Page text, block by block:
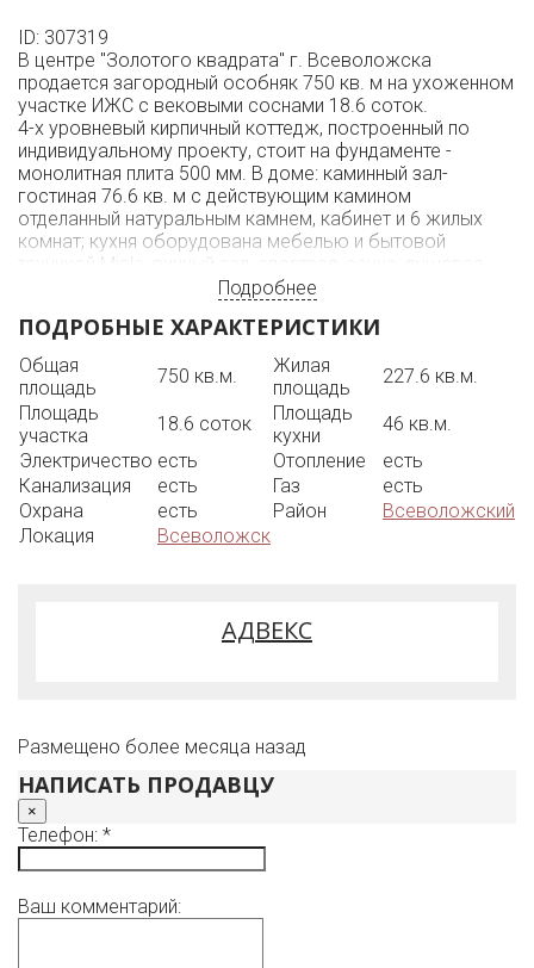
ID: 307319
В центре "Золотого квадрата" г. Всеволожска
продается загородный особняк 750 кв. м на ухоженном
участке ИЖС с вековыми соснами 18.6 соток.
4-х уровневый кирпичный коттедж, построенный по
индивидуальному проекту, стоит на фундаменте -
монолитная плита 500 мм. В доме: каминный зал-
гостиная 76.6 кв. м с действующим камином
отделанный натуральным камнем, кабинет и 6 жилых
комнат; кухня оборудована мебелью и бытовой
техникой Miele, винный зал, спортзал, сауна, душевая,
творческая мастерская с гончарным кругом; на 3-ем
печью, СПА бассейном, биллиардная, прачечная. В доме
теплые полы, 7 туалетных комнат, 3 гардеробные
комнаты.
Участок огорожен кирпичным забором с 2-мя
въездами с разных улиц. На участке 2 отапливаемых
гаража для 5 машиномест с подъемными воротами. На
участке выполнен ландшафтный дизайн, проведено
уличное освещение, выполнено мощение площадок и
дорожек, есть зона барбекю, фонтан с прудом,
высажены хвойные, лиственные и декоративные
дома и гаражей под землей; центральный водопровод
проложен от квартальной сети диаметром 50 мм;
Подробнее
ПОДРОБНЫЕ ХАРАКТЕРИСТИКИ
Общая
площадь
750 кв.м.
Жилая
площадь
227.6 кв.м.
Площадь
участка
18.6 соток
Площадь
кухни
46 кв.м.
Электричество есть Отопление
есть
Канализация
есть Газ
есть
Охрана
есть Район
Всеволожский
Локация
Всеволожск
АДВЕКС
Размещено более месяца назад
НАПИСАТЬ ПРОДАВЦУ
×
Телефон: *
Ваш комментарий: